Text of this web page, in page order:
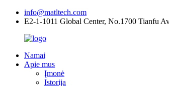
info@matltech.com
E2-1-1011 Global Center, No.1700 Tianfu
Namai
Apie mus
Įmonė
Istorija